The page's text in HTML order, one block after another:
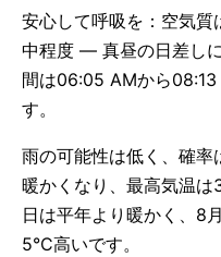
安心して呼吸を：空気質
中程度 — 真昼の日差し
間は06:05 AMから
す。
雨の可能性は低く、確率
暖かくなり、最高気温
日は平年より暖かく、8
5°C高いです。